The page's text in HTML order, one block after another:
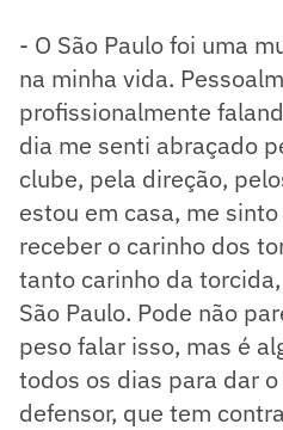
- O São Paulo foi uma
na minha vida.
profissionalmente
dia me senti abraçado
clube, pela direção,
estou em casa, me
receber o carinho dos
tanto carinho da
São Paulo. Pode não
peso falar isso, mas é
todos os dias para dar
defensor, que tem